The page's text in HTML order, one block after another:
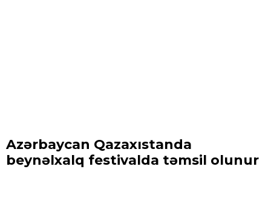
Azərbaycan Qazaxıstanda
beynəlxalq festivalda təmsil olunur